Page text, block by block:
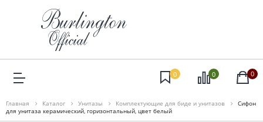
0 0 0
Главная Каталог Унитазы Комплектующие для биде и унитазов
Сифон
для унитаза керамический, горизонтальный, цвет белый